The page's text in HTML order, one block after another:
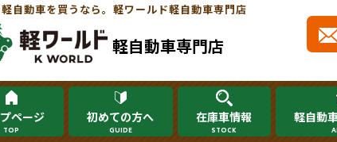
自動車を買うなら。軽ワールド軽自動車専門店
軽自動車専門店
ページ
TOP
初めての方へ
GUIDE
在庫車情報
STOCK
軽自動